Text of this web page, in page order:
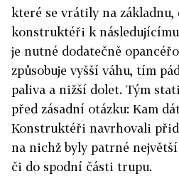
které se vrátily na
konstruktéři k následujícímu
je nutné dodatečně
způsobuje vyšší váhu, tím
paliva a nižší dolet. Tým
před zásadní otázku: Kam
Konstruktéři navrhovali
na nichž byly patrné
či do spodní části trupu.